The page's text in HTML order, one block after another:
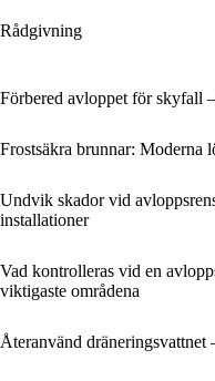
Rådgivning
Förbered avloppet för skyfall
Frostsäkra brunnar: Moderna
Undvik skador vid
installationer
Vad kontrolleras vid en
viktigaste områdena
Återanvänd dräneringsvattnet